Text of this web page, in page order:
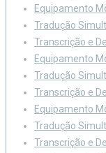
Equipamento
Tradução
Transcrição e
Equipamento
Tradução
Transcrição e
Equipamento
Tradução
Transcrição e